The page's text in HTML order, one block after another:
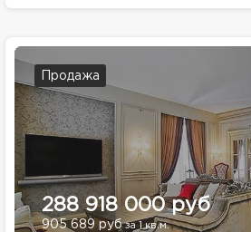
Продажа
288 918 000 руб
905 689 рубза 1 кв.м.